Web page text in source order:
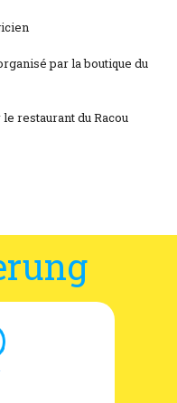
par la boutique du
restaurant du Racou